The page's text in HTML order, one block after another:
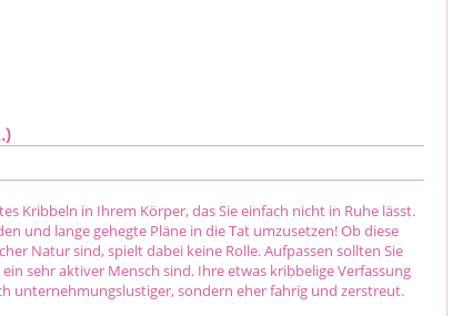
Kribbeln in Ihrem Körper, das Sie einfach nicht in Ruhe lässt.
und lange gehegte Pläne in die Tat umzusetzen! Ob diese
Natur sind, spielt dabei keine Rolle. Aufpassen sollten Sie
sehr aktiver Mensch sind. Ihre etwas kribbelige Verfassung
unternehmungslustiger, sondern eher fahrig und zerstreut.